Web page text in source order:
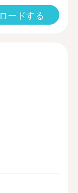
ードする